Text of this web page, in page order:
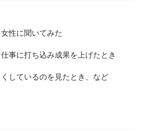
性に聞いてみた
事に打ち込み成果を上げたとき
しているのを見たとき、など